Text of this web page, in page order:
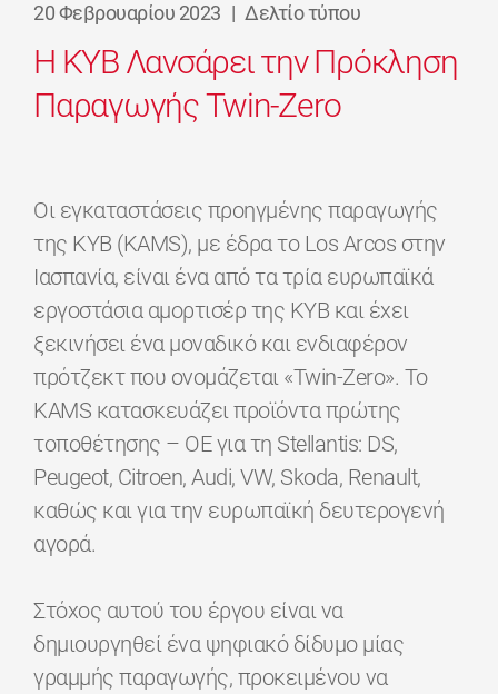
20 Φεβρουαρίου 2023 | Δελτίο τύπου
Η KYB Λανσάρει την Πρόκληση
Παραγωγής Twin-Zero
Οι εγκαταστάσεις προηγμένης παραγωγής
της ΚΥΒ (KAMS), με έδρα το Los Arcos στην
Ιασπανία, είναι ένα από τα τρία ευρωπαϊκά
εργοστάσια αμορτισέρ της KYB και έχει
ξεκινήσει ένα μοναδικό και ενδιαφέρον
πρότζεκτ που ονομάζεται «Twin-Zero». Το
KAMS κατασκευάζει προϊόντα πρώτης
τοποθέτησης – ΟΕ για τη Stellantis: DS,
Peugeot, Citroen, Audi, VW, Skoda, Renault,
καθώς και για την ευρωπαϊκή δευτερογενή
αγορά.
Στόχος αυτού του έργου είναι να
δημιουργηθεί ένα ψηφιακό δίδυμο μίας
γραμμής παραγωγής, προκειμένου να